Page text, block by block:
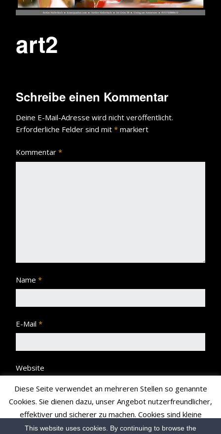
art2
Schreibe einen Kommentar
Deine E-Mail-Adresse wird nicht veröffentlicht.
Erforderliche Felder sind mit * markiert
Kommentar *
Name *
E-Mail *
Website
This website uses cookies. By continuing to browse the
Diese Seite verwendet an mehreren Stellen so genannte
Cookies. Sie dienen dazu, unser Angebot nutzerfreundlicher,
effektiver und sicherer zu machen. Cookies sind kleine
Textdateien, die Ihr Browser speichert und richten auf Ihrem